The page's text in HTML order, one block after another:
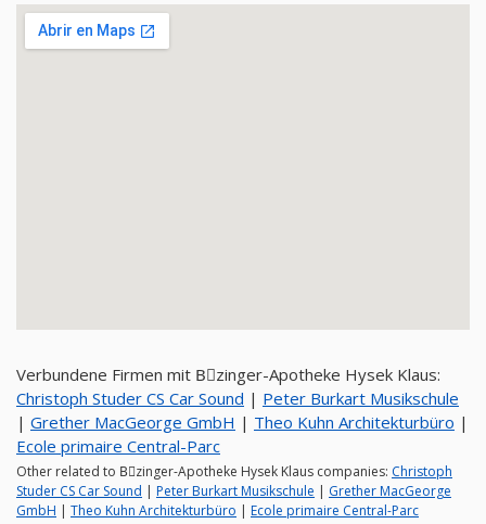
Verbundene Firmen mit Bِzinger-Apotheke Hysek Klaus:
Christoph Studer CS Car Sound | Peter Burkart Musikschule
| Grether MacGeorge GmbH | Theo Kuhn Architekturbüro |
Ecole primaire Central-Parc
Other related to Bِzinger-Apotheke Hysek Klaus companies: Christoph
Studer CS Car Sound | Peter Burkart Musikschule | Grether MacGeorge
GmbH | Theo Kuhn Architekturbüro | Ecole primaire Central-Parc